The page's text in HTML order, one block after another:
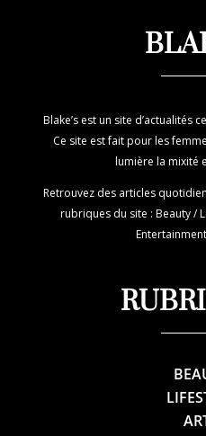
Blake’s est un site d’actualités
Ce site est fait pour les
lumière la mixité
Retrouvez des articles
rubriques du site : Beauty /